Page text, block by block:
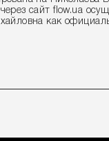
сайт flow.ua
как